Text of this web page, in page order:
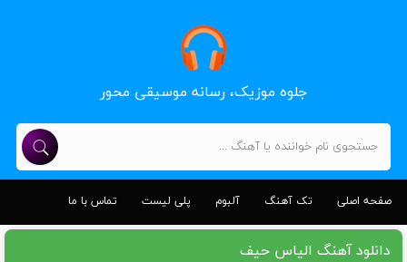
جلوه موزیک، رسانه موسیقی محور
صفحه اصلی تک آهنگ آلبوم پلی لیست تماس با ما
دانلود آهنگ الیاس حیف